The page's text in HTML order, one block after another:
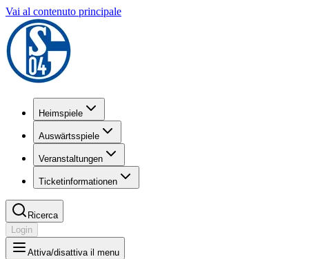
Vai al contenuto principale
Heimspiele
Auswärtsspiele
Veranstaltungen
Ticketinformationen
Ricerca
Login
Attiva/disattiva il menu